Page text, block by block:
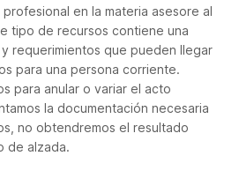
en la materia asesore al
tipo de recursos contiene una
requerimientos que pueden llegar
para una persona corriente.
para anular o variar el acto
la documentación necesaria
no obtendremos el resultado
de alzada.